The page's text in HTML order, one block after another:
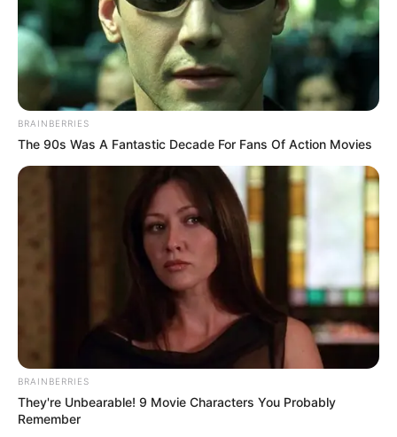
BRAINBERRIES
The 90s Was A Fantastic Decade For Fans Of Action Movies
BRAINBERRIES
They're Unbearable! 9 Movie Characters You Probably
Remember